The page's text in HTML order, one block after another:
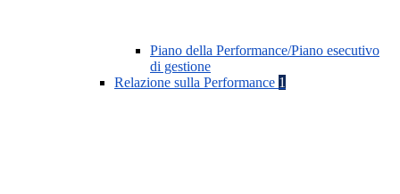
Piano della Performance/Piano esecutivo
di gestione
Relazione sulla Performance 1